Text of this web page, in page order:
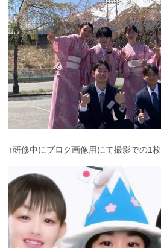
↑研修中にブログ画像用にて撮影での1枚